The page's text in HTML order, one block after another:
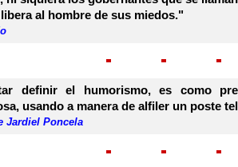
al hombre de sus miedos."
definir el humorismo, es como
usando a manera de alfiler un poste
Jardiel Poncela